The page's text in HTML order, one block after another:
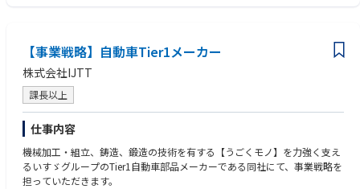
• 部門横断でコミュニケーションできる
• 経営視点で物事を考えられる
【事業戦略】自動車Tier1メーカー
株式会社IJTT
課長以上
仕事内容
機械加工・組立、鋳造、鍛造の技術を有する【うごくモノ】を力強く支え
るいすゞグループのTier1自動車部品メーカーである同社にて、事業戦略を
担っていただきます。